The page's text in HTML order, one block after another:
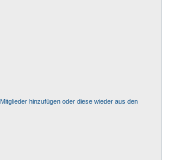
hinzufügen oder diese wieder aus den